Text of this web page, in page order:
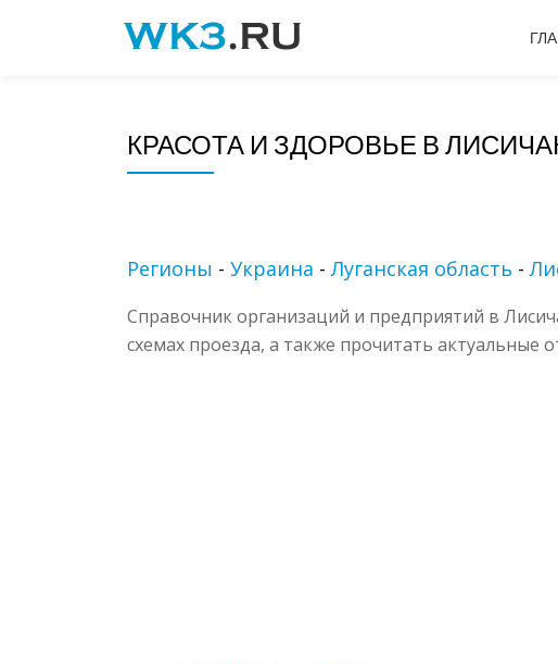
КРАСОТА И ЗДОРОВЬЕ В
Регионы - Украина -Луганская область -
Справочник организаций и предприятий в
схемах проезда, а также прочитать актуальные